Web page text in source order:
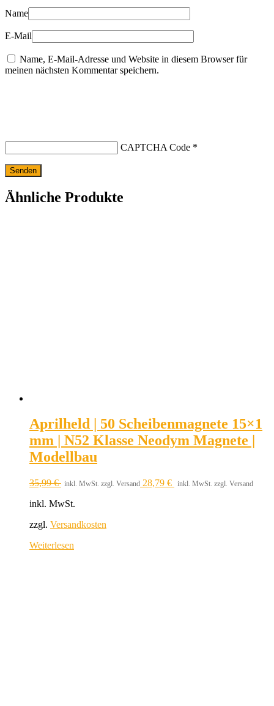
Name
E-Mail
Name, E-Mail-Adresse und Website in diesem Browser für
meinen nächsten Kommentar speichern.
CAPTCHA Code *
Ähnliche Produkte
Aprilheld | 50 Scheibenmagnete 15×1
mm | N52 Klasse Neodym Magnete |
Modellbau
35,99€ inkl. MwSt. zzgl. Versand 28,79 € inkl. MwSt. zzgl. Versand
inkl. MwSt.
zzgl. Versandkosten
Weiterlesen